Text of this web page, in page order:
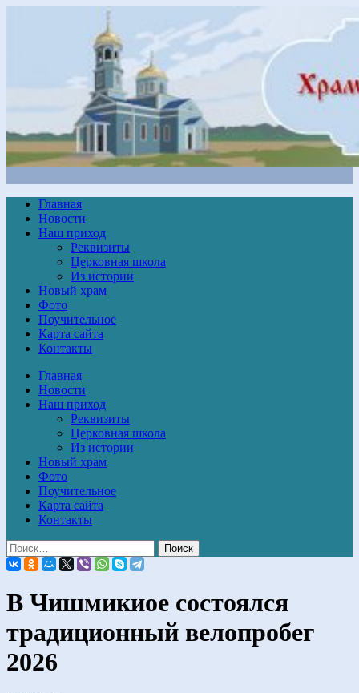
Главная
Новости
Наш приход
Реквизиты
Церковная школа
Из истории
Новый храм
Фото
Поучительное
Карта сайта
Контакты
Главная
Новости
Наш приход
Реквизиты
Церковная школа
Из истории
Новый храм
Фото
Поучительное
Карта сайта
Контакты
В Чишмикиое состоялся
традиционный велопробег
2026